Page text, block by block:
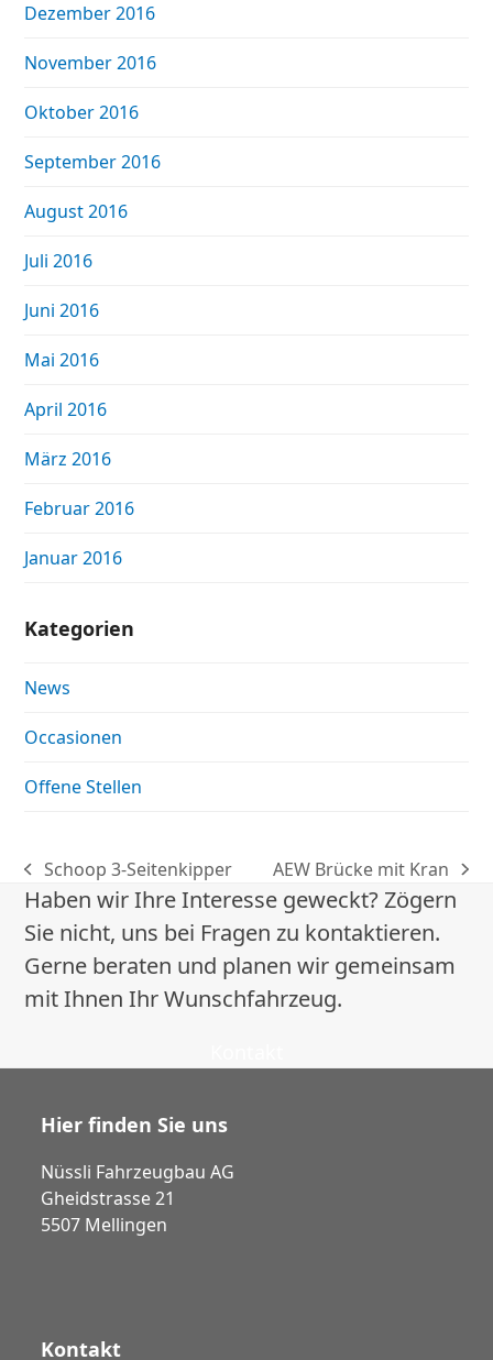
Dezember 2016
November 2016
Oktober 2016
September 2016
August 2016
Juli 2016
Juni 2016
Mai 2016
April 2016
März 2016
Februar 2016
Januar 2016
Kategorien
News
Occasionen
Offene Stellen
vorheriger
Beitrag:
Schoop 3-Seitenkipper
Nächster
Beitrag:
AEW Brücke mit Kran
Haben wir Ihre Interesse geweckt? Zögern
Sie nicht, uns bei Fragen zu kontaktieren.
Gerne beraten und planen wir gemeinsam
mit Ihnen Ihr Wunschfahrzeug.
Hier finden Sie uns
Nüssli Fahrzeugbau AG
Gheidstrasse 21
5507 Mellingen
Kontakt